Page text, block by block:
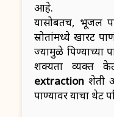
आहे.
यासोबतच, भूजल
स्रोतांमध्ये खारट
ज्यामुळे पिण्याच्या
शक्यता व्यक्त
extraction शेती
पाण्यावर याचा थेट